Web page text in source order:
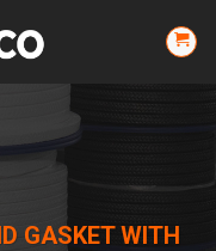
GASKET WITH